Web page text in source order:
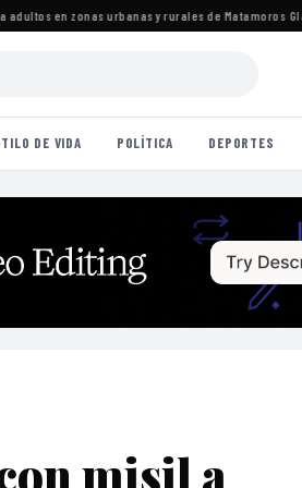
en zonas urbanas y rurales de Matamoros·
DE VIDA POLÍTICA DEPORTES
misil a